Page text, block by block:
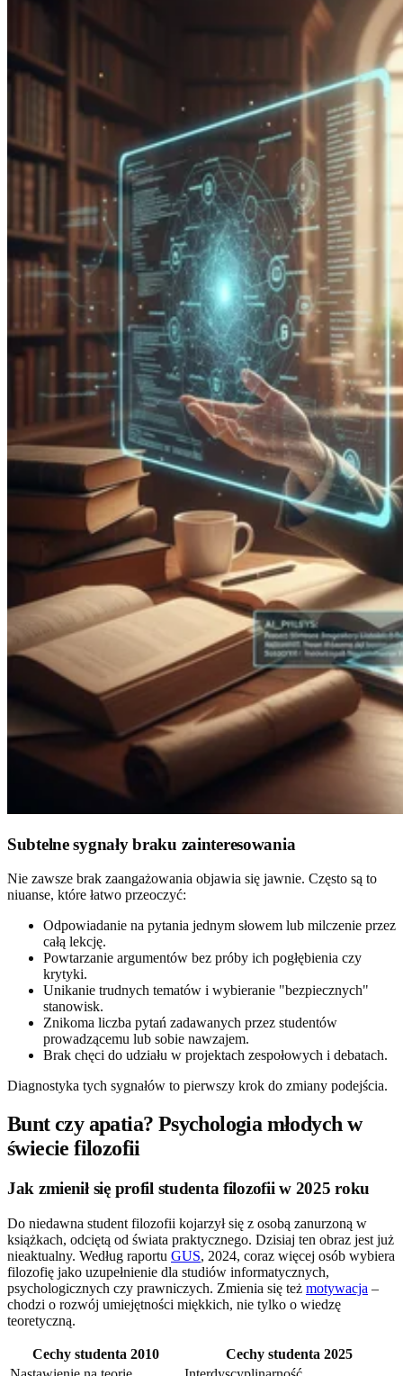
Subtelne sygnały braku zainteresowania
Nie zawsze brak zaangażowania objawia się jawnie. Często są to
niuanse, które łatwo przeoczyć:
Odpowiadanie na pytania jednym słowem lub milczenie przez
całą lekcję.
Powtarzanie argumentów bez próby ich pogłębienia czy
krytyki.
Unikanie trudnych tematów i wybieranie "bezpiecznych"
stanowisk.
Znikoma liczba pytań zadawanych przez studentów
prowadzącemu lub sobie nawzajem.
Brak chęci do udziału w projektach zespołowych i debatach.
Diagnostyka tych sygnałów to pierwszy krok do zmiany podejścia.
Bunt czy apatia? Psychologia młodych w
świecie filozofii
Jak zmienił się profil studenta filozofii w 2025 roku
Do niedawna student filozofii kojarzył się z osobą zanurzoną w
książkach, odciętą od świata praktycznego. Dzisiaj ten obraz jest już
nieaktualny. Według raportu GUS, 2024, coraz więcej osób wybiera
filozofię jako uzupełnienie dla studiów informatycznych,
psychologicznych czy prawniczych. Zmienia się też motywacja –
chodzi o rozwój umiejętności miękkich, nie tylko o wiedzę
teoretyczną.
Cechy studenta 2010
Cechy studenta 2025